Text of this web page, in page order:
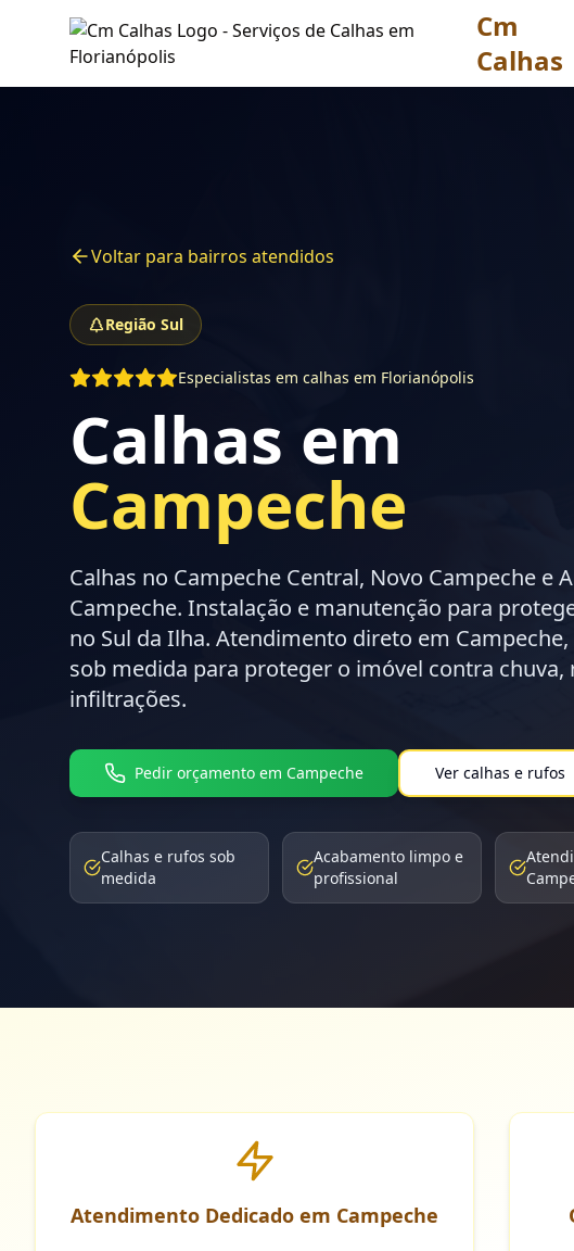
Cm
Calhas
Voltar para bairros atendidos
Região Sul
Especialistas em calhas em Florianópolis
Calhas em
Campeche
Calhas no Campeche Central, Novo Campeche e
Campeche. Instalação e manutenção para
no Sul da Ilha. Atendimento direto em
sob medida para proteger o imóvel contra chuva,
infiltrações.
Pedir orçamento em Campeche Ver calhas e rufos
Calhas e rufos sob
medida
Acabamento limpo e
profissional
Atendimento Dedicado em Campeche